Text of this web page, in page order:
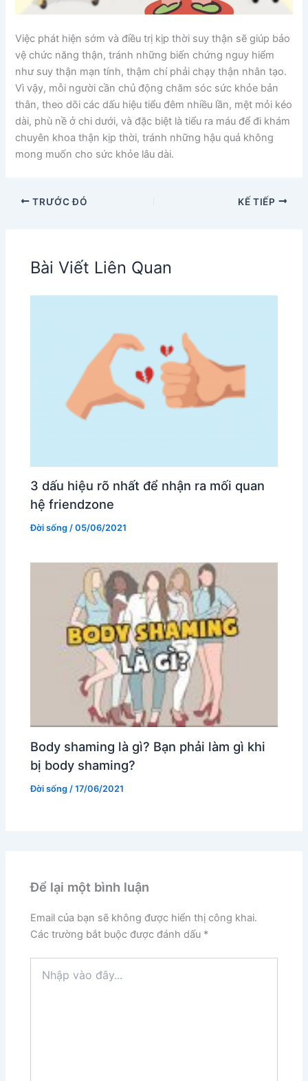
Việc phát hiện sớm và điều trị kịp thời suy thận sẽ giúp bảo
vệ chức năng thận, tránh những biến chứng nguy hiểm
như suy thận mạn tính, thậm chí phải chạy thận nhân tạo.
Vì vậy, mỗi người cần chủ động chăm sóc sức khỏe bản
thân, theo dõi các dấu hiệu tiểu đêm nhiều lần, mệt mỏi kéo
dài, phù nề ở chi dưới, và đặc biệt là tiểu ra máu để đi khám
chuyên khoa thận kịp thời, tránh những hậu quả không
mong muốn cho sức khỏe lâu dài.
TRƯỚC ĐÓ KẾ TIẾP
Bài Viết Liên Quan
3 dấu hiệu rõ nhất để nhận ra mối quan
hệ friendzone
Đời sống /05/06/2021
Body shaming là gì? Bạn phải làm gì khi
bị body shaming?
Đời sống /17/06/2021
Để lại một bình luận
Email của bạn sẽ không được hiển thị công khai.
Các trường bắt buộc được đánh dấu *
vào